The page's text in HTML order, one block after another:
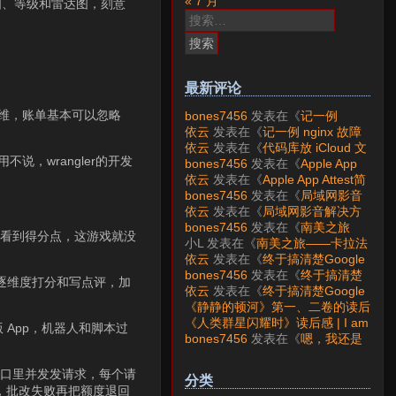
等级和雷达图，刻意
，账单基本可以忽略
不说，wrangler的开发
到得分点，这游戏就没
维度打分和写点评，加
，机器人和脚本过
里并发发请求，每个请
批改失败再把额度退回
搜
索：
最新评论
bones7456 发表在《记一例
nginx 故障分析》
依云 发表在《记一例 nginx 故障
分析 》
依云 发表在《代码库放 iCloud 文
件夹会怎样？》
bones7456 发表在《Apple App
Attest简介》
依云 发表在《Apple App Attest简
介》
bones7456 发表在《局域网影音
解决方案——Jellyfin》
依云 发表在《局域网影音解决方
案——Jellyfin》
bones7456 发表在《南美之旅
——卡拉法特看莫雷诺大冰川》
小L 发表在《南美之旅——卡拉法
特看莫雷诺大冰川》
依云 发表在《终于搞清楚Google
账号的所属国家的逻辑了》
bones7456 发表在《终于搞清楚
Google账号的所属国家的逻辑
了》
依云 发表在《终于搞清楚Google
账号的所属国家的逻辑了》
《静静的顿河》第一、二卷的读后
感 | I am LAZY bones?发表在
《《人类群星闪耀时》读后感》
《人类群星闪耀时》读后感 | I am
LAZY bones?发表在《
《显微镜
bones7456 发表在《嗯，我还是
分类